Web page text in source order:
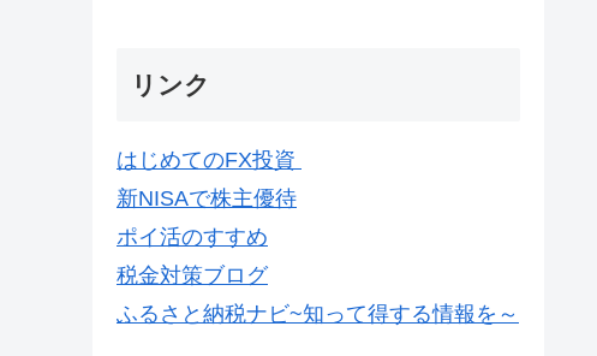
リンク
はじめてのFX投資
新NISAで株主優待
ポイ活のすすめ
税金対策ブログ
ふるさと納税ナビ~知って得する情報を～